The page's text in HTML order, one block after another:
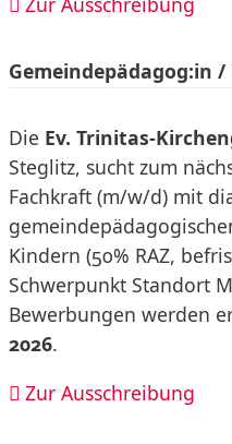
Gemeindepädagog:in
Die Ev. Trinitas-
Steglitz, sucht zum
Fachkraft (m/w/d) mit
Kindern (50% RAZ,
Schwerpunkt Standort
Bewerbungen werden
2026.
Zur Ausschreibung